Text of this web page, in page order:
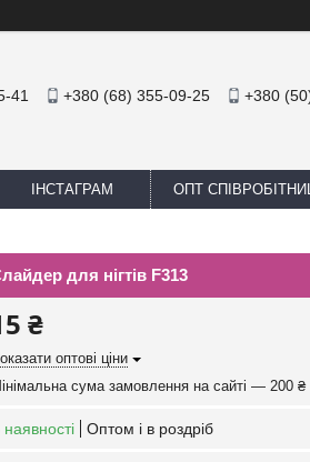
41 +380 (68) 355-09-25 +380
ІНСТАГРАМ ОПТ
для нігтів F313
₴
оптові ціни
сума замовлення на сайті — 200 ₴
наявності Оптом і в роздріб